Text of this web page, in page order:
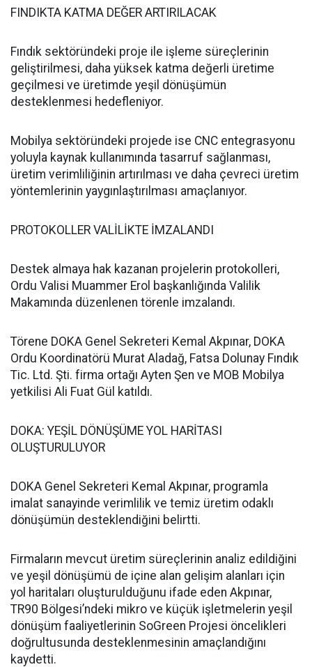
FINDIKTA KATMA DEĞER ARTIRILACAK
Fındık sektöründeki proje ile işleme süreçlerinin
geliştirilmesi, daha yüksek katma değerli üretime
geçilmesi ve üretimde yeşil dönüşümün
desteklenmesi hedefleniyor.
Mobilya sektöründeki projede ise CNC entegrasyonu
yoluyla kaynak kullanımında tasarruf sağlanması,
üretim verimliliğinin artırılması ve daha çevreci üretim
yöntemlerinin yaygınlaştırılması amaçlanıyor.
PROTOKOLLER VALİLİKTE İMZALANDI
Destek almaya hak kazanan projelerin protokolleri,
Ordu Valisi Muammer Erol başkanlığında Valilik
Makamında düzenlenen törenle imzalandı.
Törene DOKA Genel Sekreteri Kemal Akpınar, DOKA
Ordu Koordinatörü Murat Aladağ, Fatsa Dolunay Fındık
Tic. Ltd. Şti. firma ortağı Ayten Şen ve MOB Mobilya
yetkilisi Ali Fuat Gül katıldı.
DOKA: YEŞİL DÖNÜŞÜME YOL HARİTASI
OLUŞTURULUYOR
DOKA Genel Sekreteri Kemal Akpınar, programla
imalat sanayinde verimlilik ve temiz üretim odaklı
dönüşümün desteklendiğini belirtti.
Firmaların mevcut üretim süreçlerinin analiz edildiğini
ve yeşil dönüşümü de içine alan gelişim alanları için
yol haritaları oluşturulduğunu ifade eden Akpınar,
TR90 Bölgesi’ndeki mikro ve küçük işletmelerin yeşil
dönüşüm faaliyetlerinin SoGreen Projesi öncelikleri
doğrultusunda desteklenmesinin amaçlandığını
kaydetti.